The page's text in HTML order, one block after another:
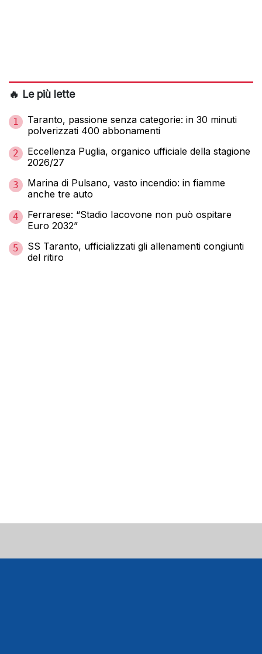
🔥 Le più lette
1
Taranto, passione senza categorie: in 30 minuti
polverizzati 400 abbonamenti
2
Eccellenza Puglia, organico ufficiale della stagione
2026/27
3
Marina di Pulsano, vasto incendio: in fiamme
anche tre auto
4
Ferrarese: “Stadio Iacovone non può ospitare
Euro 2032”
5
SS Taranto, ufficializzati gli allenamenti congiunti
del ritiro